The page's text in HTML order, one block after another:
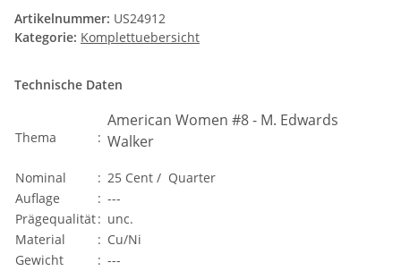
Artikelnummer: US24912
Kategorie: Komplettuebersicht
Technische Daten
Thema :
American Women #8 - M. Edwards
Walker
Nominal : 25 Cent / Quarter
Auflage
: ---
Prägequalität: unc.
Material
: Cu/Ni
Gewicht
: ---